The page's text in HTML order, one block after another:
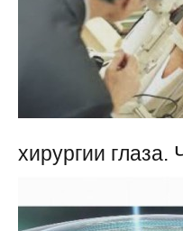
хирургии глаза.